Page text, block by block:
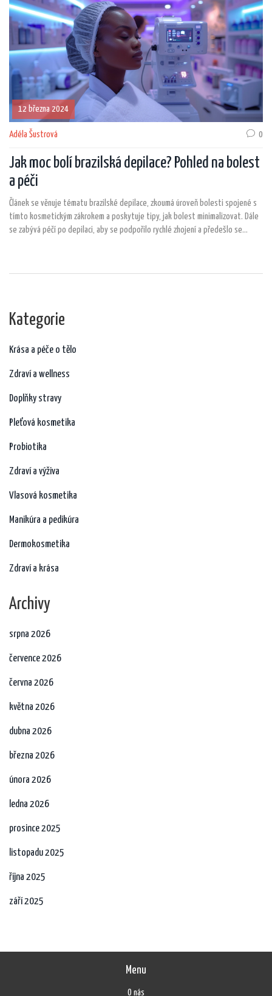
12 března 2024
Adéla Šustrová 0
Jak moc bolí brazilská depilace? Pohled na bolest
a péči
Článek se věnuje tématu brazilské depilace, zkoumá úroveň bolesti spojené s
tímto kosmetickým zákrokem a poskytuje tipy, jak bolest minimalizovat. Dále
se zabývá péčí po depilaci, aby se podpořilo rychlé zhojení a předešlo se
Kategorie
Krása a péče o tělo
Zdraví a wellness
Doplňky stravy
Pleťová kosmetika
Probiotika
Zdraví a výživa
Vlasová kosmetika
Manikúra a pedikúra
Dermokosmetika
Zdraví a krása
Archivy
srpna 2026
července 2026
června 2026
května 2026
dubna 2026
března 2026
února 2026
ledna 2026
prosince 2025
listopadu 2025
října 2025
září 2025
Menu
O nás